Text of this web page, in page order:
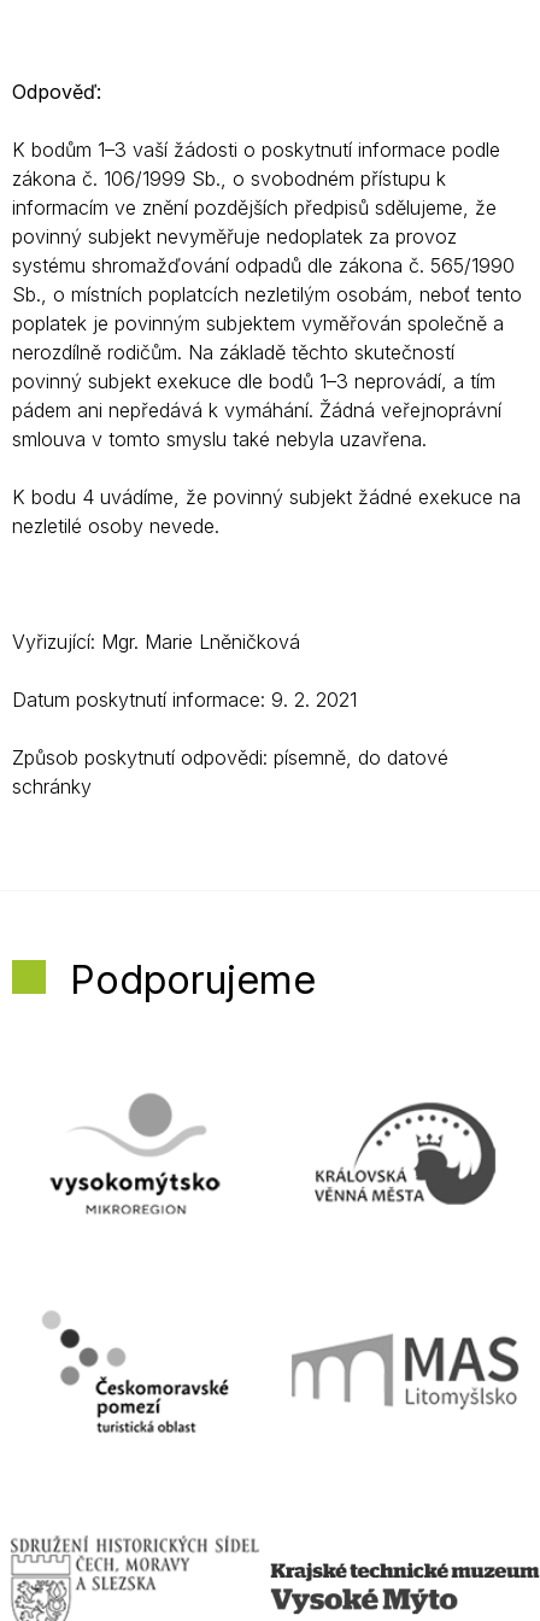
Odpověď:
K bodům 1–3 vaší žádosti o poskytnutí informace podle
zákona č. 106/1999 Sb., o svobodném přístupu k
informacím ve znění pozdějších předpisů sdělujeme, že
povinný subjekt nevyměřuje nedoplatek za provoz
systému shromažďování odpadů dle zákona č. 565/1990
Sb., o místních poplatcích nezletilým osobám, neboť tento
poplatek je povinným subjektem vyměřován společně a
nerozdílně rodičům. Na základě těchto skutečností
povinný subjekt exekuce dle bodů 1–3 neprovádí, a tím
pádem ani nepředává k vymáhání. Žádná veřejnoprávní
smlouva v tomto smyslu také nebyla uzavřena.
K bodu 4 uvádíme, že povinný subjekt žádné exekuce na
nezletilé osoby nevede.
Vyřizující: Mgr. Marie Lněničková
Datum poskytnutí informace: 9. 2. 2021
Způsob poskytnutí odpovědi: písemně, do datové
schránky
Podporujeme